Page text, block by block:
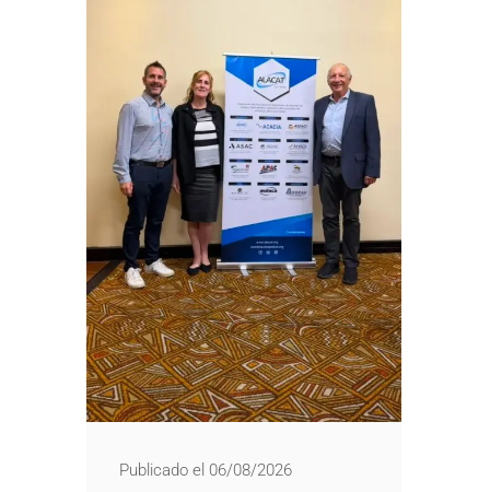
Publicado el 06/08/2026